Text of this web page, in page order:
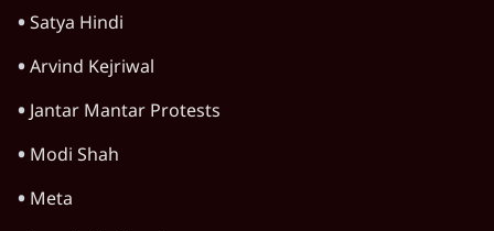
Satya Hindi
Arvind Kejriwal
Jantar Mantar Protests
Modi Shah
Meta